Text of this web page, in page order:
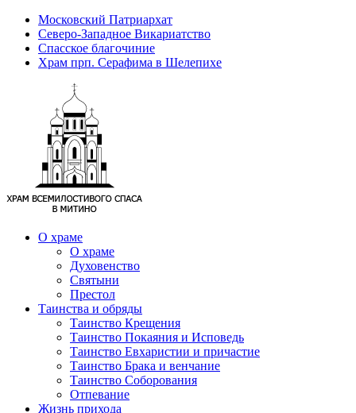
Московский Патриархат
Северо-Западное Викариатство
Спасское благочиние
Храм прп. Серафима в Шелепихе
О храме
О храме
Духовенство
Святыни
Престол
Таинства и обряды
Таинство Крещения
Таинство Покаяния и Исповедь
Таинство Евхаристии и причастие
Таинство Брака и венчание
Таинство Соборования
Отпевание
Жизнь прихода